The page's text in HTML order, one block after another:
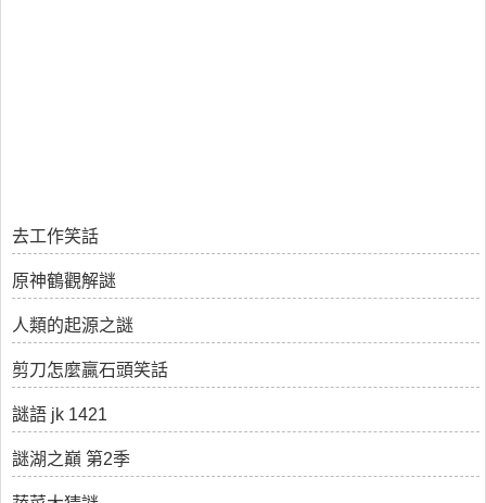
去工作笑話
原神鶴觀解謎
人類的起源之謎
剪刀怎麼贏石頭笑話
謎語 jk 1421
謎湖之巔 第2季